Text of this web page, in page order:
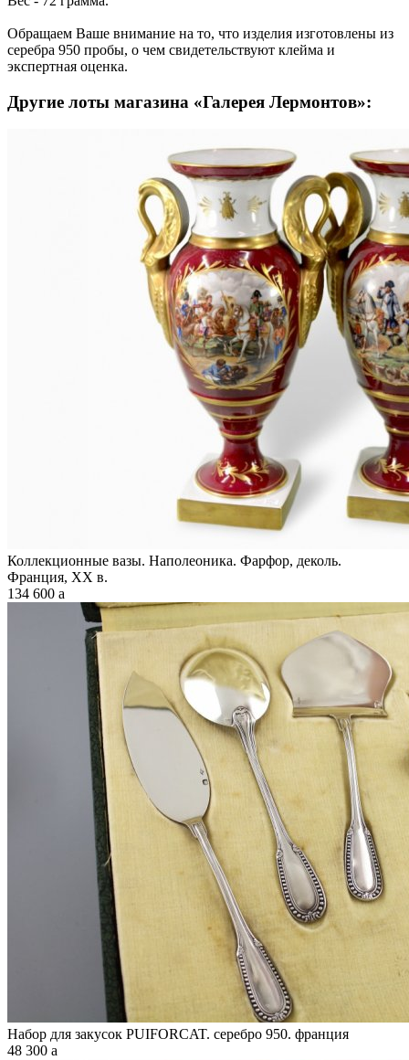
Обращаем Ваше внимание на то, что изделия изготовлены из
серебра 950 пробы, о чем свидетельствуют клейма и
экспертная оценка.
Другие лоты магазина «Галерея Лермонтов»:
Коллекционные вазы. Наполеоника. Фарфор, деколь.
Франция, XX в.
134 600 a
Набор для закусок PUIFORCAT. серебро 950. франция
48 300 a